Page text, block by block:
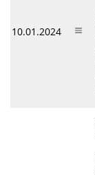
10.01.2024